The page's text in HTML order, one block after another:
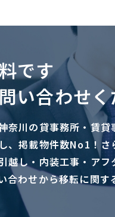
です
い合わせく
奈川の貸事務所・賃貸
、掲載物件数No1！さ
越し・内装工事・ア
合わせから移転に関す